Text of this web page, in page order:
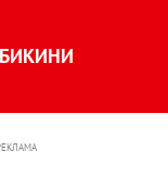
БИКИНИ